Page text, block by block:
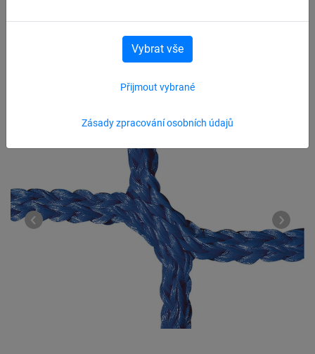
Zásady zpracování osobních údajů
Přijmout vybrané
Vybrat vše